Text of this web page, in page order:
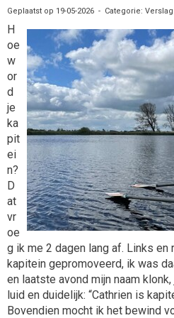
Geplaatst op 19-05-2026 - Categorie:
H
oe
w
or
d
je
ka
pit
ei
n?
D
at
vr
oe
g ik me 2 dagen lang af. Links
kapitein gepromoveerd, ik was
en laatste avond mijn naam
luid en duidelijk: “Cathrien is
Bovendien mocht ik het bewind